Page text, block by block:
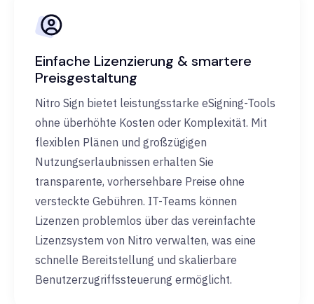
Einfache Lizenzierung & smartere
Preisgestaltung
Nitro Sign bietet leistungsstarke eSigning-Tools
ohne überhöhte Kosten oder Komplexität. Mit
flexiblen Plänen und großzügigen
Nutzungserlaubnissen erhalten Sie
transparente, vorhersehbare Preise ohne
versteckte Gebühren. IT-Teams können
Lizenzen problemlos über das vereinfachte
Lizenzsystem von Nitro verwalten, was eine
schnelle Bereitstellung und skalierbare
Benutzerzugriffssteuerung ermöglicht.